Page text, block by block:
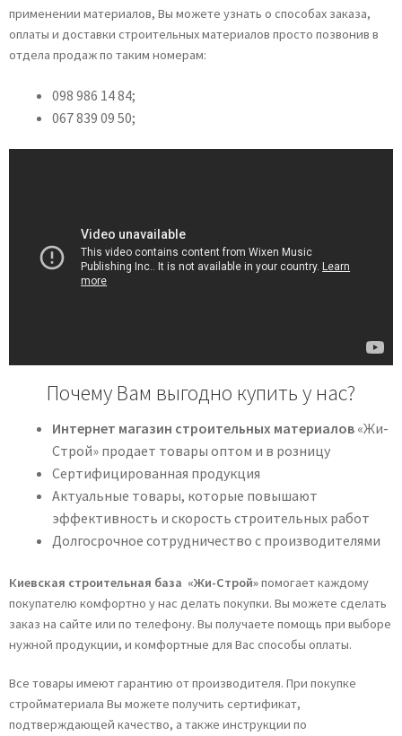
применении материалов, Вы можете узнать о способах заказа,
оплаты и доставки строительных материалов просто позвонив в
отдела продаж по таким номерам:
098 986 14 84;
067 839 09 50;
Почему Вам выгодно купить у нас?
Интернет магазин строительных материалов «Жи-
Строй» продает товары оптом и в розницу
Сертифицированная продукция
Актуальные товары, которые повышают
эффективность и скорость строительных работ
Долгосрочное сотрудничество с производителями
Киевская строительная база «Жи-Строй»помогает каждому
покупателю комфортно у нас делать покупки. Вы можете сделать
заказ на сайте или по телефону. Вы получаете помощь при выборе
нужной продукции, и комфортные для Вас способы оплаты.
Все товары имеют гарантию от производителя. При покупке
стройматериала Вы можете получить сертификат,
подтверждающей качество, а также инструкции по